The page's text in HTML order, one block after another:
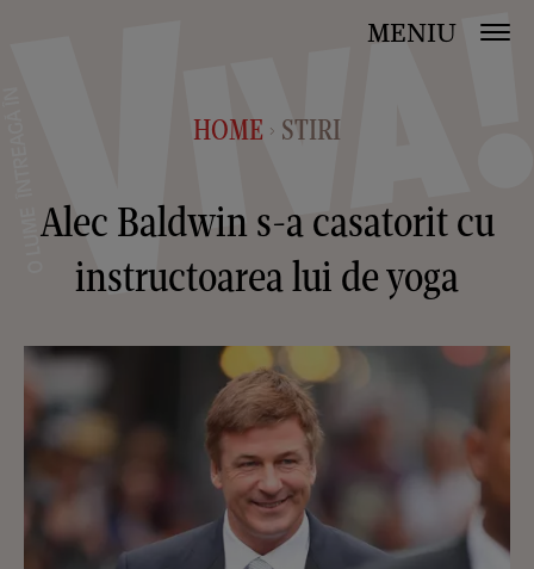
MENIU
HOME > STIRI
Alec Baldwin s-a casatorit cu
instructoarea lui de yoga